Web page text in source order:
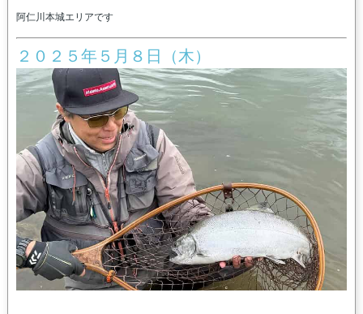
阿仁川本城エリアです
２０２５年５月８日（木）